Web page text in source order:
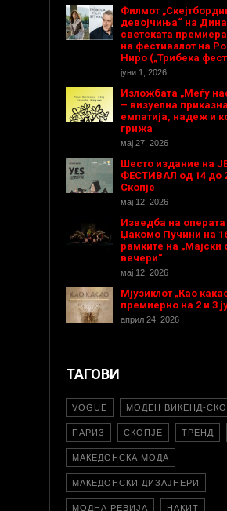
Филмот
девојчиња“ на
светската
на фестивалот на
Ниро („Трибека
јуни 1, 2026
Изложбата „Меѓу
– визуелна
емпатија, надеж и
грижа
мај 27, 2026
Шесто издание на
ФЕСТИВАЛ од 14 до
Скопје
мај 12, 2026
Изведба на операта
Џакомо Пучини на
рамките на „Мајски
вечери“
мај 12, 2026
Мјузиклот „Као
премиерно на 2 и 3
април 24, 2026
ТАГОВИ
VOGUE МОДЕН ВИКЕНД-
ПАРИЗ СКОПЈЕ ТРЕНД
МАКЕДОНСКА МОДА
МАКЕДОНСКИ ДИЗАЈНЕРИ
МОДНА РЕВИЈА НАКИТ